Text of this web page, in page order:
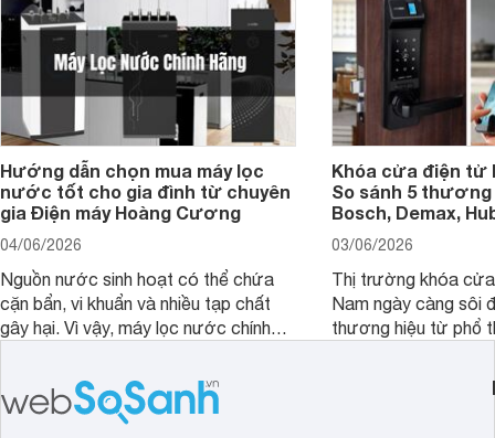
Hướng dẫn chọn mua máy lọc
nước tốt cho gia đình từ chuyên
gia Điện máy Hoàng Cương
04/06/2026
Nguồn nước sinh hoạt có thể chứa
cặn bẩn, vi khuẩn và nhiều tạp chất
gây hại. Vì vậy, máy lọc nước chính
sức khỏe và đảm bảo nguồn nước
sạch cho cả gia đình.
Khóa cửa điện tử
So sánh 5 thương
Bosch, Demax,
03/06/2026
Thị trường khóa
Nam ngày càng sôi
thương hiệu từ phổ
cửa điện tử hãng
sẽ so sánh 5